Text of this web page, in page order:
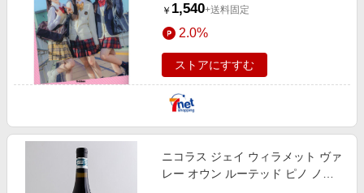
￥ 1,540+送料固定
2.0%
ストアにすすむ
ニコラス ジェイ ウィラメット ヴァ
レー オウン ルーテッド ピノ ノワ